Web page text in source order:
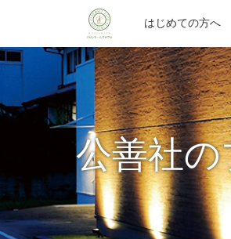
はじめての方へ
公善社